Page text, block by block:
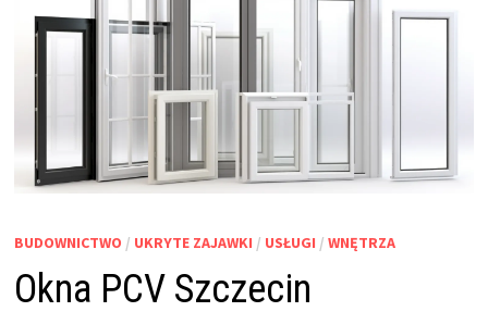
BUDOWNICTWO / UKRYTE ZAJAWKI / USŁUGI / WNĘTRZA
Okna PCV Szczecin